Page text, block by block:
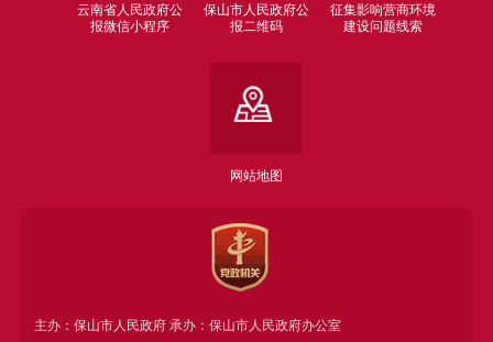
云南省人民政府公
报微信小程序
保山市人民政府公
报二维码
征集影响营商环境
建设问题线索
网站地图
主办：保山市人民政府 承办：保山市人民政府办公室